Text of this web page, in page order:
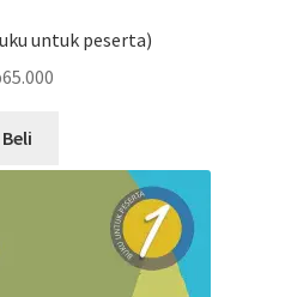
untuk peserta)
65.000
Beli